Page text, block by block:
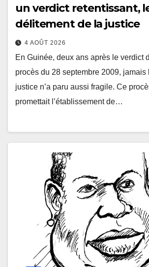
un verdict retentissant,
délitement de la justice
4 AOÛT 2026
En Guinée, deux ans après le verdict
procès du 28 septembre 2009, jamais
justice n’a paru aussi fragile. Ce
promettait l’établissement de…